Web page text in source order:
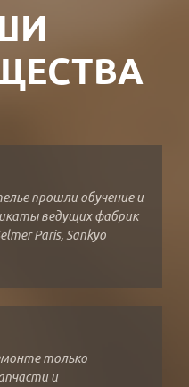
прошли обучение и
ведущих фабрик
Paris, Sankyo
только
и